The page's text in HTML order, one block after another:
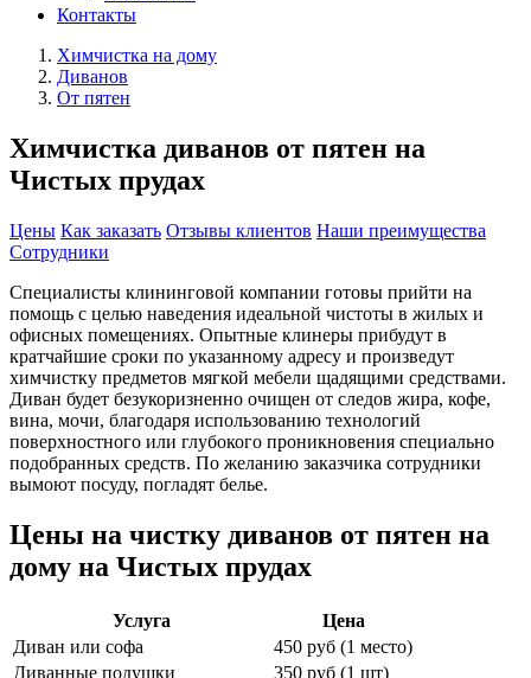
Контакты
Химчистка на дому
Диванов
От пятен
Химчистка диванов от пятен на
Чистых прудах
Цены Как заказать Отзывы клиентов Наши преимущества
Сотрудники
Специалисты клининговой компании готовы прийти на
помощь с целью наведения идеальной чистоты в жилых и
офисных помещениях. Опытные клинеры прибудут в
кратчайшие сроки по указанному адресу и произведут
химчистку предметов мягкой мебели щадящими средствами.
Диван будет безукоризненно очищен от следов жира, кофе,
вина, мочи, благодаря использованию технологий
поверхностного или глубокого проникновения специально
подобранных средств. По желанию заказчика сотрудники
вымоют посуду, погладят белье.
Цены на чистку диванов от пятен на
дому на Чистых прудах
Услуга
Цена
Диван или софа
450 руб (1 место)
Диванные подушки
350 руб (1 шт)